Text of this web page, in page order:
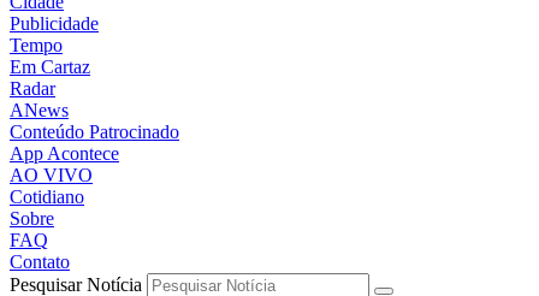
Publicidade
Tempo
Em Cartaz
Radar
ANews
Conteúdo Patrocinado
App Acontece
AO VIVO
Cotidiano
Sobre
FAQ
Contato
Pesquisar Notícia